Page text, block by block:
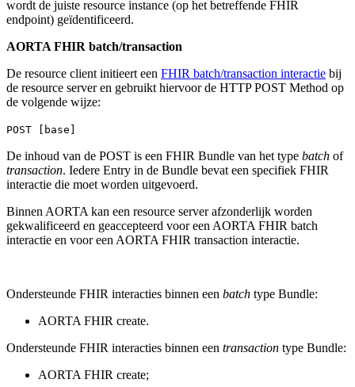
wordt de juiste resource instance (op het betreffende FHIR
endpoint) geïdentificeerd.
AORTA FHIR batch/transaction
De resource client initieert een FHIR batch/transaction interactie bij
de resource server en gebruikt hiervoor de HTTP POST Method op
de volgende wijze:
POST [base]
De inhoud van de POST is een FHIR Bundle van het type batch of
transaction. Iedere Entry in de Bundle bevat een specifiek FHIR
interactie die moet worden uitgevoerd.
Binnen AORTA kan een resource server afzonderlijk worden
gekwalificeerd en geaccepteerd voor een AORTA FHIR batch
interactie en voor een AORTA FHIR transaction interactie.
Ondersteunde FHIR interacties binnen een batch type Bundle:
AORTA FHIR create.
Ondersteunde FHIR interacties binnen een transaction type Bundle:
AORTA FHIR create;